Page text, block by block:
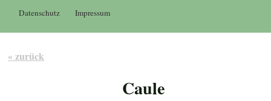
Datenschutz Impressum
« zurück
Caule